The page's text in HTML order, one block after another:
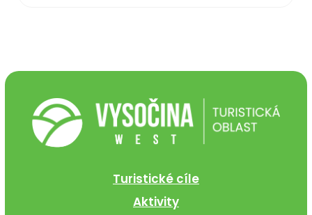
Turistické cíle
Aktivity